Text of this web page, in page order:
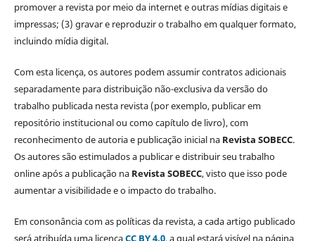
promover a revista por meio da internet e outras mídias digitais e
impressas; (3) gravar e reproduzir o trabalho em qualquer formato,
incluindo mídia digital.
Com esta licença, os autores podem assumir contratos adicionais
separadamente para distribuição não-exclusiva da versão do
trabalho publicada nesta revista (por exemplo, publicar em
repositório institucional ou como capítulo de livro), com
reconhecimento de autoria e publicação inicial na Revista SOBECC.
Os autores são estimulados a publicar e distribuir seu trabalho
online após a publicação na Revista SOBECC, visto que isso pode
aumentar a visibilidade e o impacto do trabalho.
Em consonância com as políticas da revista, a cada artigo publicado
será atribuída uma licençaCC BY 4.0, a qual estará visível na página